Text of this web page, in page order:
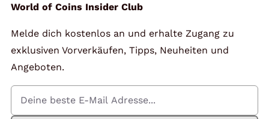
World of Coins Insider Club
Melde dich kostenlos an und erhalte Zugang zu
exklusiven Vorverkäufen, Tipps, Neuheiten und
Angeboten.